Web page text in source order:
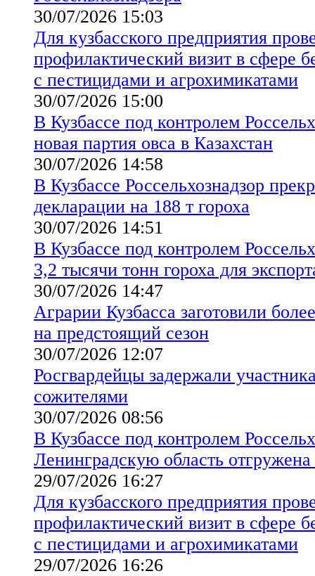
30/07/2026 15:03
Для кузбасского предприятия
профилактический визит в сфере
с пестицидами и агрохимикатами
30/07/2026 15:00
В Кузбассе под контролем
новая партия овса в Казахстан
30/07/2026 14:58
В Кузбассе Россельхознадзор
декларации на 188 т гороха
30/07/2026 14:51
В Кузбассе под контролем
3,2 тысячи тонн гороха для
30/07/2026 14:47
Аграрии Кузбасса заготовили
на предстоящий сезон
30/07/2026 12:07
Росгвардейцы задержали
сожителями
30/07/2026 08:56
В Кузбассе под контролем
Ленинградскую область
29/07/2026 16:27
Для кузбасского предприятия
профилактический визит в сфере
с пестицидами и агрохимикатами
29/07/2026 16:26